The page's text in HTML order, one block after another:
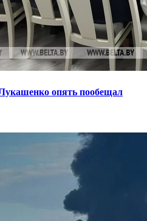
опять пообещал